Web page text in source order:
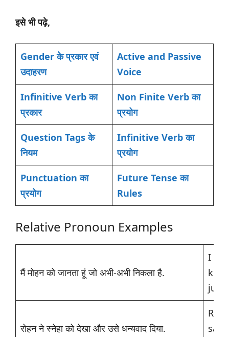
इसे भी पढ़े,
Gender के प्रकार एवं
उदाहरण
Active and Passive
Voice
Infinitive Verb का
प्रकार
Non Finite Verb का
प्रयोग
Question Tags के
नियम
Infinitive Verb का
प्रयोग
Punctuation का
प्रयोग
Future Tense का
Rules
Relative Pronoun Examples
मैं मोहन को जानता हूं जो अभी-अभी निकला है.
I
just
रोहन ने स्नेहा को देखा और उसे धन्यवाद दिया.
saw